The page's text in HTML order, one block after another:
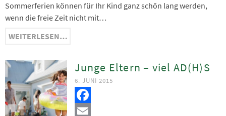
Sommerferien können für Ihr Kind ganz schön lang werden,
wenn die freie Zeit nicht mit…
WEITERLESEN…
Junge Eltern – viel AD(H)S
6. JUNI 2015
Facebook